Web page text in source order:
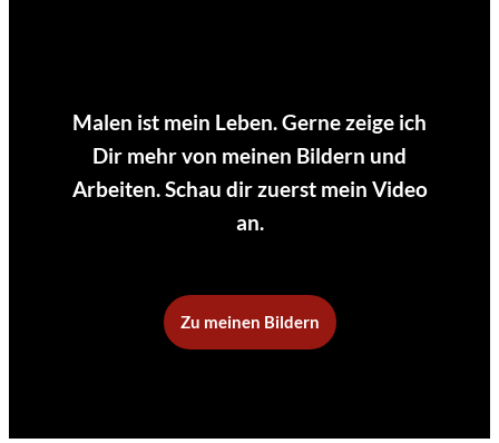
Malen ist mein Leben. Gerne zeige ich
Dir mehr von meinen Bildern und
Arbeiten. Schau dir zuerst mein Video
an.
Zu meinen Bildern